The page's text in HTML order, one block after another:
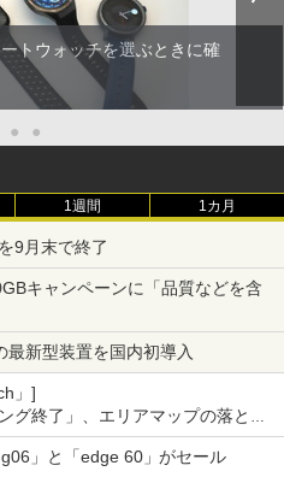
トウォッチを選ぶときに確
● ●
1週間 1カ月
9月末で終了
キャンペーンに「品質などを含
新型装置を国内初導入
」]
グ終了」、エリアマップの落とし
」と「edge 60」がセール